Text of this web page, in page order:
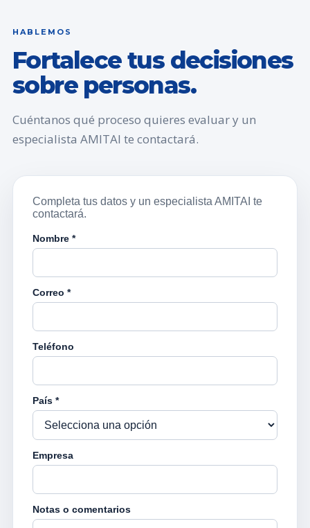
HABLEMOS
Fortalece tus decisiones
sobre personas.
Cuéntanos qué proceso quieres evaluar y un
especialista AMITAI te contactará.